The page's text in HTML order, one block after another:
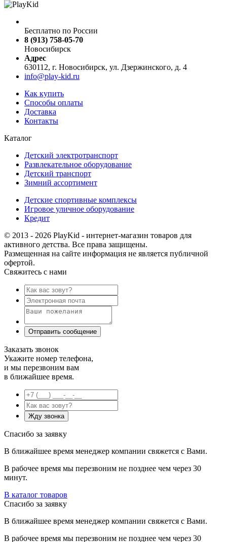
Бесплатно по России
8 (913) 758-05-70
Новосибирск
Адрес
630112, г. Новосибирск, ул. Дзержинского, д. 4
info@play-kid.ru
Как купить
Способы оплаты
Доставка
Контакты
Каталог
Детский электротранспорт
Развлекательное оборудование
Детский транспорт
Зимний ассортимент
Детские спортивные комплексы
Игровое уличное оборудование
Кредит
© 2013 - 2026 PlayKid - интернет-магазин товаров для
активного детства. Все права защищены.
Размещенная на сайте информация не является публичной
офертой.
Свяжитесь с нами
Заказать звонок
Укажите номер телефона,
и мы перезвоним вам
в ближайшее время.
Спасибо за заявку
В ближайшее время менеджер компании свяжется с Вами.
В рабочее время мы перезвоним не позднее чем через 30
минут.
В каталог товаров
Спасибо за заявку
В ближайшее время менеджер компании свяжется с Вами.
В рабочее время мы перезвоним не позднее чем через 30